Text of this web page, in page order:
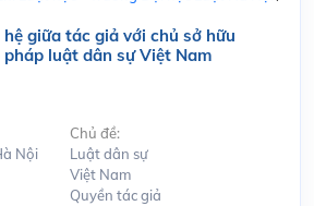
giữa tác giả với chủ sở hữu
luật dân sự Việt Nam
Nội
Chủ đề:
Luật dân sự
Việt Nam
Quyền tác giả